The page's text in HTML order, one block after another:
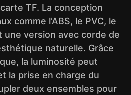
TF. La conception
comme l’ABS, le PVC, le
une version avec corde de
naturelle. Grâce
la luminosité peut
la prise en charge du
deux ensembles pour